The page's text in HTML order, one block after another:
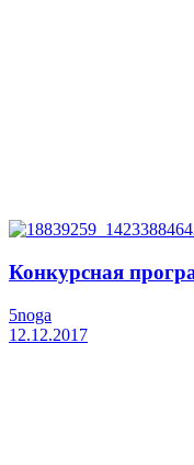
Конкурсная
5noga
12.12.2017